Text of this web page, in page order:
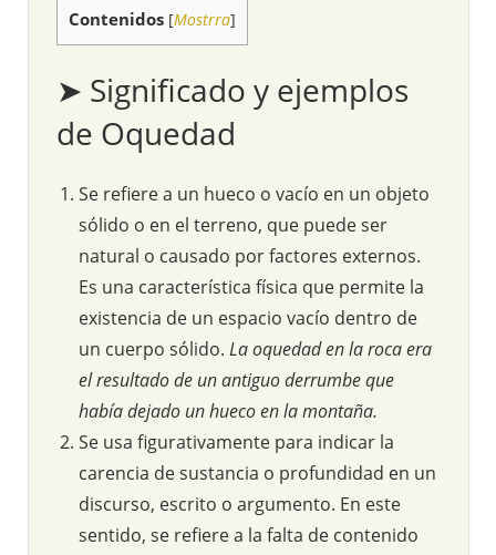
Contenidos [Mostrra]
➤ Significado y ejemplos
de Oquedad
Se refiere a un hueco o vacío en un objeto
sólido o en el terreno, que puede ser
natural o causado por factores externos.
Es una característica física que permite la
existencia de un espacio vacío dentro de
un cuerpo sólido. La oquedad en la roca era
el resultado de un antiguo derrumbe que
había dejado un hueco en la montaña.
Se usa figurativamente para indicar la
carencia de sustancia o profundidad en un
discurso, escrito o argumento. En este
sentido, se refiere a la falta de contenido